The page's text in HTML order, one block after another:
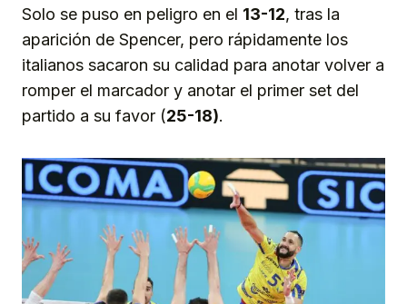
Solo se puso en peligro en el 13-12, tras la
aparición de Spencer, pero rápidamente los
italianos sacaron su calidad para anotar volver a
romper el marcador y anotar el primer set del
partido a su favor (25-18).